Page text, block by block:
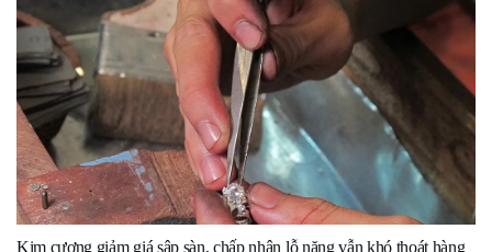
Kim cương giảm giá sập sàn, chấp nhận lỗ nặng vẫn khó thoát hàng